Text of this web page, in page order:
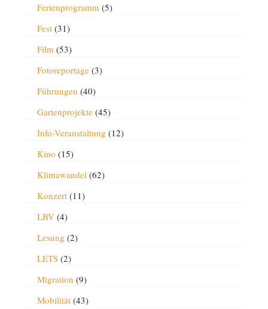
Ferienprogramm(5)
Fest(31)
Film(53)
Fotoreportage(3)
Führungen (40)
Gartenprojekte(45)
Info-Veranstaltung (12)
Kino (15)
Klimawandel(62)
Konzert(11)
LBV(4)
Lesung (2)
LETS(2)
Migration (9)
Mobilität(43)